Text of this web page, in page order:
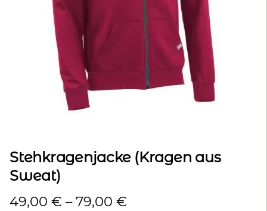
Stehkragenjacke (Kragen aus
Sweat)
49,00 € –79,00 €